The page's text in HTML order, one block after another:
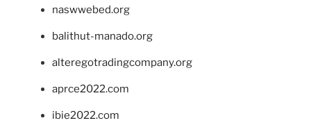
naswwebed.org
balithut-manado.org
alteregotradingcompany.org
aprce2022.com
ibie2022.com